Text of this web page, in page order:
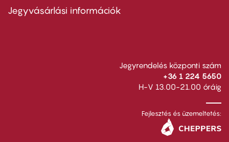
second
Jegyvásárlási információk
Jegyrendelés központi szám
+36 1 224 5650
H-V 13.00-21.00 óráig
Fejlesztés és üzemeltetés: